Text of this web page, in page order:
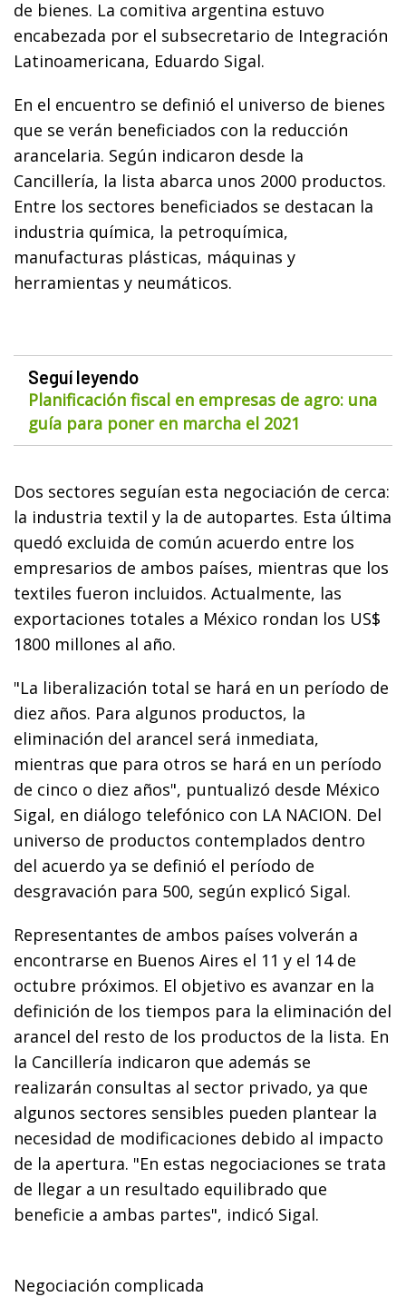
de bienes. La comitiva argentina estuvo
encabezada por el subsecretario de Integración
Latinoamericana, Eduardo Sigal.
En el encuentro se definió el universo de bienes
que se verán beneficiados con la reducción
arancelaria. Según indicaron desde la
Cancillería, la lista abarca unos 2000 productos.
Entre los sectores beneficiados se destacan la
industria química, la petroquímica,
manufacturas plásticas, máquinas y
herramientas y neumáticos.
Seguí leyendo
Planificación fiscal en empresas de agro: una
guía para poner en marcha el 2021
Dos sectores seguían esta negociación de cerca:
la industria textil y la de autopartes. Esta última
quedó excluida de común acuerdo entre los
empresarios de ambos países, mientras que los
textiles fueron incluidos. Actualmente, las
exportaciones totales a México rondan los US$
1800 millones al año.
"La liberalización total se hará en un período de
diez años. Para algunos productos, la
eliminación del arancel será inmediata,
mientras que para otros se hará en un período
de cinco o diez años", puntualizó desde México
Sigal, en diálogo telefónico con LA NACION. Del
universo de productos contemplados dentro
del acuerdo ya se definió el período de
desgravación para 500, según explicó Sigal.
Representantes de ambos países volverán a
encontrarse en Buenos Aires el 11 y el 14 de
octubre próximos. El objetivo es avanzar en la
definición de los tiempos para la eliminación del
arancel del resto de los productos de la lista. En
la Cancillería indicaron que además se
realizarán consultas al sector privado, ya que
algunos sectores sensibles pueden plantear la
necesidad de modificaciones debido al impacto
de la apertura. "En estas negociaciones se trata
de llegar a un resultado equilibrado que
beneficie a ambas partes", indicó Sigal.
Negociación complicada